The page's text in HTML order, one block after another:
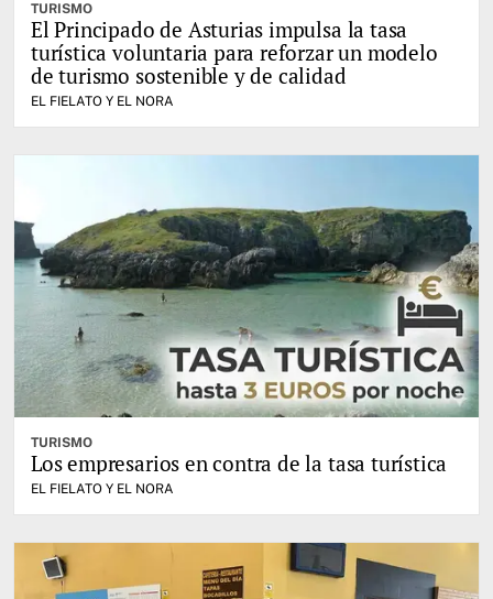
TURISMO
El Principado de Asturias impulsa la tasa
turística voluntaria para reforzar un modelo
de turismo sostenible y de calidad
EL FIELATO Y EL NORA
TURISMO
Los empresarios en contra de la tasa turística
EL FIELATO Y EL NORA